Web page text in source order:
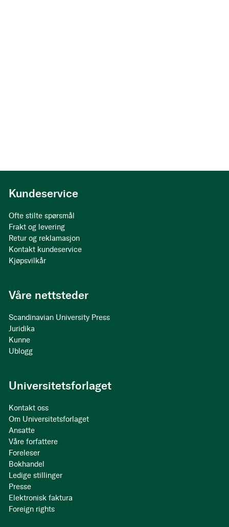
Kundeservice
Ofte stilte spørsmål
Frakt og levering
Retur og reklamasjon
Kontakt kundeservice
Kjøpsvilkår
Våre nettsteder
Scandinavian University Press
Juridika
Kunne
Ublogg
Universitetsforlaget
Kontakt oss
Om Universitetsforlaget
Ansatte
Våre forfattere
Foreleser
Bokhandel
Ledige stillinger
Presse
Elektronisk faktura
Foreign rights